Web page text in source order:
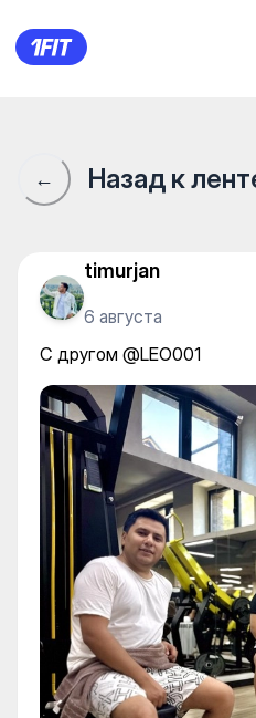
Pana Fitness
← Назад к
timurjan
6 августа
С другом @LEO001